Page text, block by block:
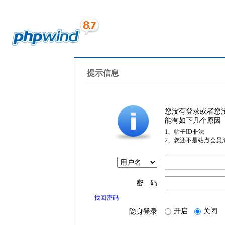
提示信息
您没有登录或者您
能有如下几个原因
1、帖子ID非法
2、您还不是站点会员
密 码
找回密码
隐身登录 开启 关闭